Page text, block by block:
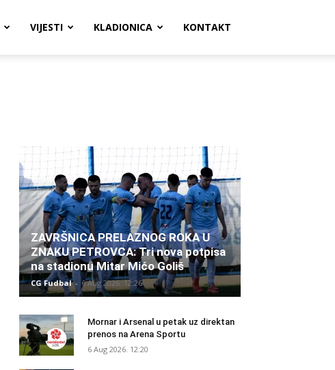
VIJESTI KLADIONICA KONTAKT
ZAVRŠNICA PRELAZNOG ROKA U
ZNAKU PETROVCA: Tri nova potpisa
na stadionu Mitar Mićo Goliš
CG Fudbal - 6 Aug 2026. 12:26
Mornar i Arsenal u petak uz direktan
prenos na Arena Sportu
6 Aug 2026. 12:20